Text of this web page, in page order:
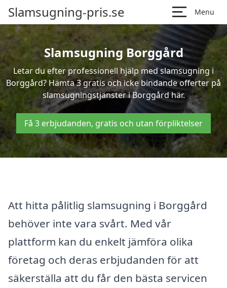
Slamsugning-pris.se Menu
Slamsugning Borggård
Letar du efter professionell hjälp med slamsugning i
Borggård? Hämta 3 gratis och icke bindande offerter på
slamsugningstjänster i Borggård här.
Få 3 erbjudanden, gratis och utan förpliktelser
Att hitta pålitlig slamsugning i Borggård
behöver inte vara svårt. Med vår
plattform kan du enkelt jämföra olika
företag och deras erbjudanden för att
säkerställa att du får den bästa servicen